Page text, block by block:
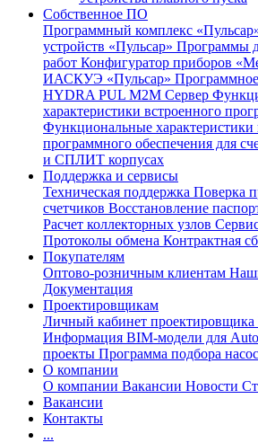
Собственное ПО
Программный комплекс
устройств «Пульсар» Программы
работ Конфигуратор приборов
ИАСКУЭ «Пульсар»
HYDRA PUL M2M Сервер
характеристики встроенного
Функциональные характеристики
программного обеспечения для
и СПЛИТ корпусах
Поддержка и сервисы
Техническая поддержка Поверка
счетчиков Восстановление
Расчет коллекторных узлов
Протоколы обмена Контрактная
Покупателям
Оптово-розничным клиентам
Документация
Проектировщикам
Личный кабинет проектировщика
Информация BIM-модели для
проекты Программа подбора
О компании
О компании Вакансии Новости
Вакансии
Контакты
...